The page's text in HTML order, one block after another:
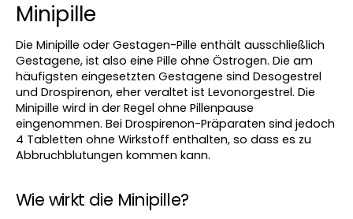
Minipille
Die Minipille oder Gestagen-Pille enthält ausschließlich
Gestagene, ist also eine Pille ohne Östrogen. Die am
häufigsten eingesetzten Gestagene sind Desogestrel
und Drospirenon, eher veraltet ist Levonorgestrel. Die
Minipille wird in der Regel ohne Pillenpause
eingenommen. Bei Drospirenon-Präparaten sind jedoch
4 Tabletten ohne Wirkstoff enthalten, so dass es zu
Abbruchblutungen kommen kann.
Wie wirkt die Minipille?